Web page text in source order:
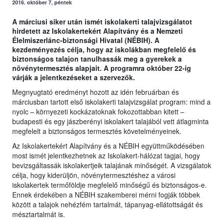
2016. október 7, péntek
A márciusi siker után ismét iskolakerti talajvizsgálatot
hirdetett az Iskolakertekért Alapítvány és a Nemzeti
Élelmiszerlánc-biztonsági Hivatal (NÉBIH). A
kezdeményezés célja, hogy az iskolákban megfelelő és
biztonságos talajon tanulhassák meg a gyerekek a
növénytermesztés alapjait. A programra október 22-ig
várják a jelentkezéseket a szervezők.
Megnyugtató eredményt hozott az idén februárban és
márciusban tartott első iskolakerti talajvizsgálat program: mind a
nyolc – környezeti kockázatoknak fokozottabban kitett –
budapesti és egy jászberényi iskolakert talajából vett átlagminta
megfelelt a biztonságos termesztés követelményeinek.
Az Iskolakertekért Alapítvány és a NÉBIH együttműködésében
most ismét jelentkezhetnek az Iskolakert-hálózat tagjai, hogy
bevizsgáltassák iskolakertjeik talajának minőségét. A vizsgálatok
célja, hogy kiderüljön, növénytermesztéshez a városi
iskolakertek termőföldje megfelelő minőségű és biztonságos-e.
Ennek érdekében a NÉBIH szakemberei mérni fogják többek
között a talajok nehézfém tartalmát, tápanyag-ellátottságát és
mésztartalmát is.